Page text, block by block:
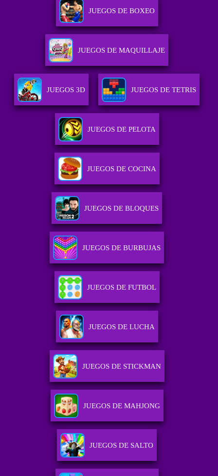
JUEGOS DE BOXEO
JUEGOS DE MAQUILLAJE
JUEGOS 3D JUEGOS DE TETRIS
JUEGOS DE PELOTA
JUEGOS DE COCINA
JUEGOS DE BLOQUES
JUEGOS DE BURBUJAS
JUEGOS DE FUTBOL
JUEGOS DE LUCHA
JUEGOS DE STICKMAN
JUEGOS DE MAHJONG
JUEGOS DE SALTO